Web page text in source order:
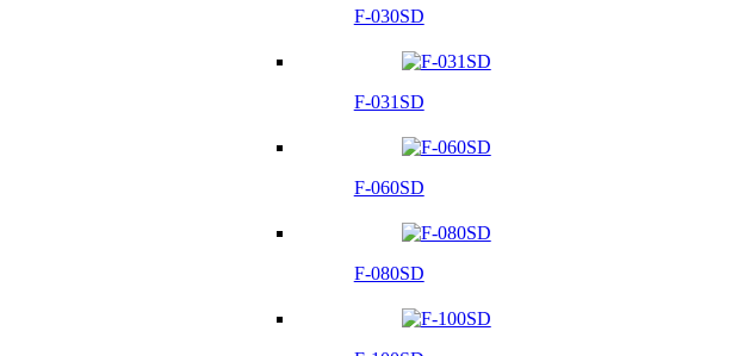
F-030SD
F-031SD
F-060SD
F-080SD